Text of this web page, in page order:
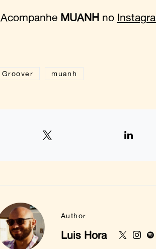
Acompanhe MUANH no
Groover muanh
Author
Luis Hora